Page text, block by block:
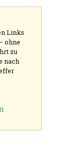
Links
ohne
zu
nach